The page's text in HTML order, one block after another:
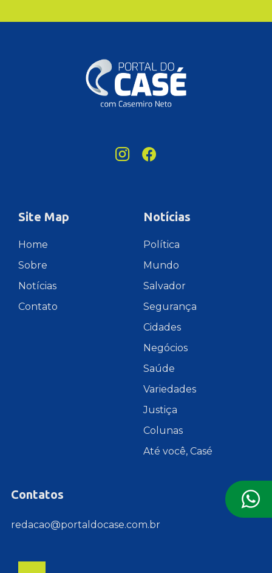
Site Map
Home
Sobre
Notícias
Contato
Notícias
Política
Mundo
Salvador
Segurança
Cidades
Negócios
Saúde
Variedades
Justiça
Colunas
Até você, Casé
Contatos
redacao@portaldocase.com.br